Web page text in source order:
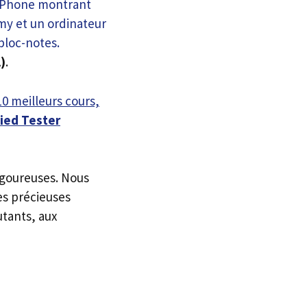
.
meilleurs cours,
Tester
Nous
précieuses
aux